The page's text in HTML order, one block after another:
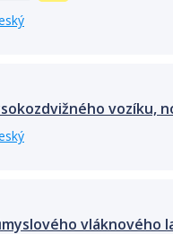
vozíku,
vláknového